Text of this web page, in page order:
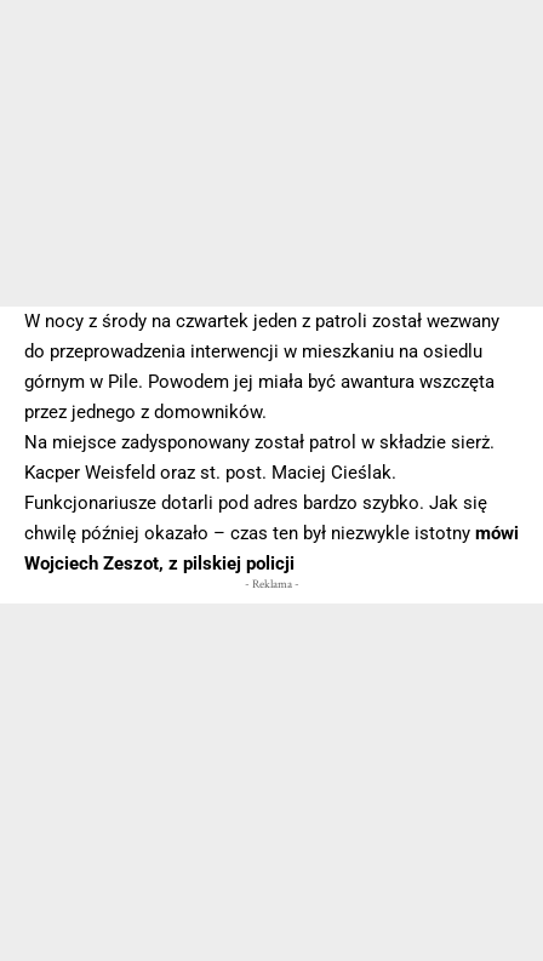
W nocy z środy na czwartek jeden z patroli został wezwany
do przeprowadzenia interwencji w mieszkaniu na osiedlu
górnym w Pile. Powodem jej miała być awantura wszczęta
przez jednego z domowników.
Na miejsce zadysponowany został patrol w składzie sierż.
Kacper Weisfeld oraz st. post. Maciej Cieślak.
Funkcjonariusze dotarli pod adres bardzo szybko. Jak się
chwilę później okazało – czas ten był niezwykle istotny mówi
Wojciech Zeszot, z pilskiej policji
- Reklama -